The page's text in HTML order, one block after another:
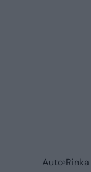
Auto Rinka